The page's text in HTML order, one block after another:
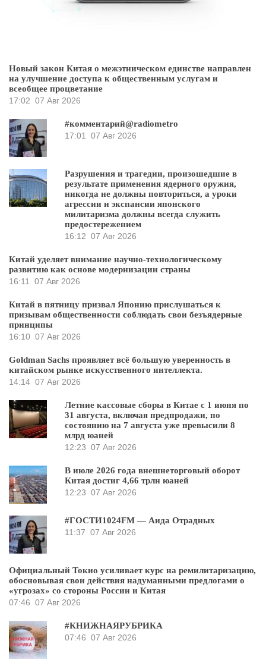
Новый закон Китая о межэтническом единстве направлен
на улучшение доступа к общественным услугам и
всеобщее процветание
17:02 07 Авг 2026
#комментарий@radiometro
17:01
07 Авг 2026
Разрушения и трагедии, произошедшие в
результате применения ядерного оружия,
никогда не должны повториться, а уроки
агрессии и экспансии японского
милитаризма должны всегда служить
предостережением
16:12 07 Авг 2026
Китай уделяет внимание научно-технологическому
развитию как основе модернизации страны
16:11
07 Авг 2026
Китай в пятницу призвал Японию прислушаться к
призывам общественности соблюдать свои безъядерные
принципы
16:10 07 Авг 2026
Goldman Sachs проявляет всё большую уверенность в
китайском рынке искусственного интеллекта.
14:14 07 Авг 2026
Летние кассовые сборы в Китае с 1 июня по
31 августа, включая предпродажи, по
состоянию на 7 августа уже превысили 8
млрд юаней
12:23 07 Авг 2026
В июле 2026 года внешнеторговый оборот
Китая достиг 4,66 трлн юаней
12:23 07 Авг 2026
#ГОСТИ1024FM — Аида Отрадных
11:37 07 Авг 2026
Официальный Токио усиливает курс на ремилитаризацию,
обосновывая свои действия надуманными предлогами о
«угрозах» со стороны России и Китая
07:46 07 Авг 2026
#КНИЖНАЯРУБРИКА
07:46 07 Авг 2026